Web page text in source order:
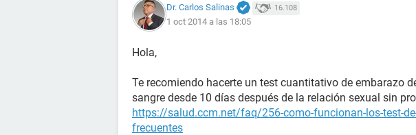
Dr. Carlos Salinas 16.108
1 oct 2014 a las 18:05
Hola,
Te recomiendo hacerte un test cuantitativo de embarazo
sangre desde 10 días después de la relación sexual sin
https://salud.ccm.net/faq/256-como-funcionan-los-test-
frecuentes